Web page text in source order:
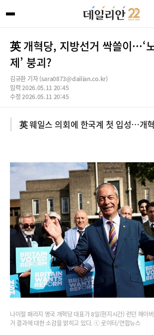
英 개혁당, 지방선거 싹쓸이···‘
제’ 붕괴?
김규환 기자 (sara0873@dailian.co.kr)
입력 2026.05.11 20:45
수정 2026.05.11 20:45
英 웨일스 의회에 한국계 첫 입성…개
나이절 패라지 영국 개혁당 대표가 8일(현지시간) 런던 헤이
거 결과에 대한 소감을 밝히고 있다. ⓒ 로이터/연합뉴스